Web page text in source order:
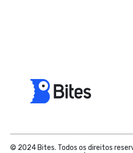
© 2024 Bites. Todos os direitos